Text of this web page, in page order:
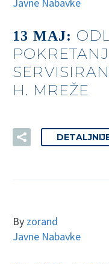
13 MAJ:
H. MREŽE
By zorand
Javne Nabavke